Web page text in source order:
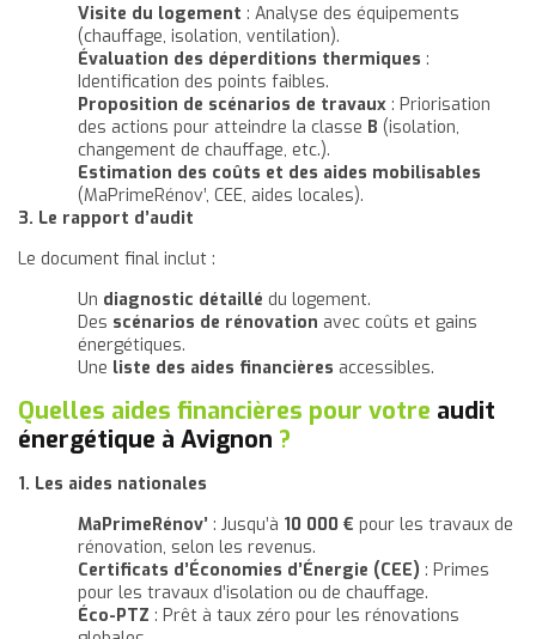
Visite du logement : Analyse des équipements
(chauffage, isolation, ventilation).
Évaluation des déperditions thermiques :
Identification des points faibles.
Proposition de scénarios de travaux : Priorisation
des actions pour atteindre la classe B (isolation,
changement de chauffage, etc.).
Estimation des coûts et des aides mobilisables
(MaPrimeRénov’, CEE, aides locales).
3. Le rapport d’audit
Le document final inclut :
Un diagnostic détaillé du logement.
Des scénarios de rénovation avec coûts et gains
énergétiques.
Une liste des aides financières accessibles.
Quelles aides financières pour votre audit
énergétique à Avignon ?
1. Les aides nationales
MaPrimeRénov’ : Jusqu’à 10 000 € pour les travaux de
rénovation, selon les revenus.
Certificats d’Économies d’Énergie (CEE) : Primes
pour les travaux d’isolation ou de chauffage.
Éco-PTZ : Prêt à taux zéro pour les rénovations